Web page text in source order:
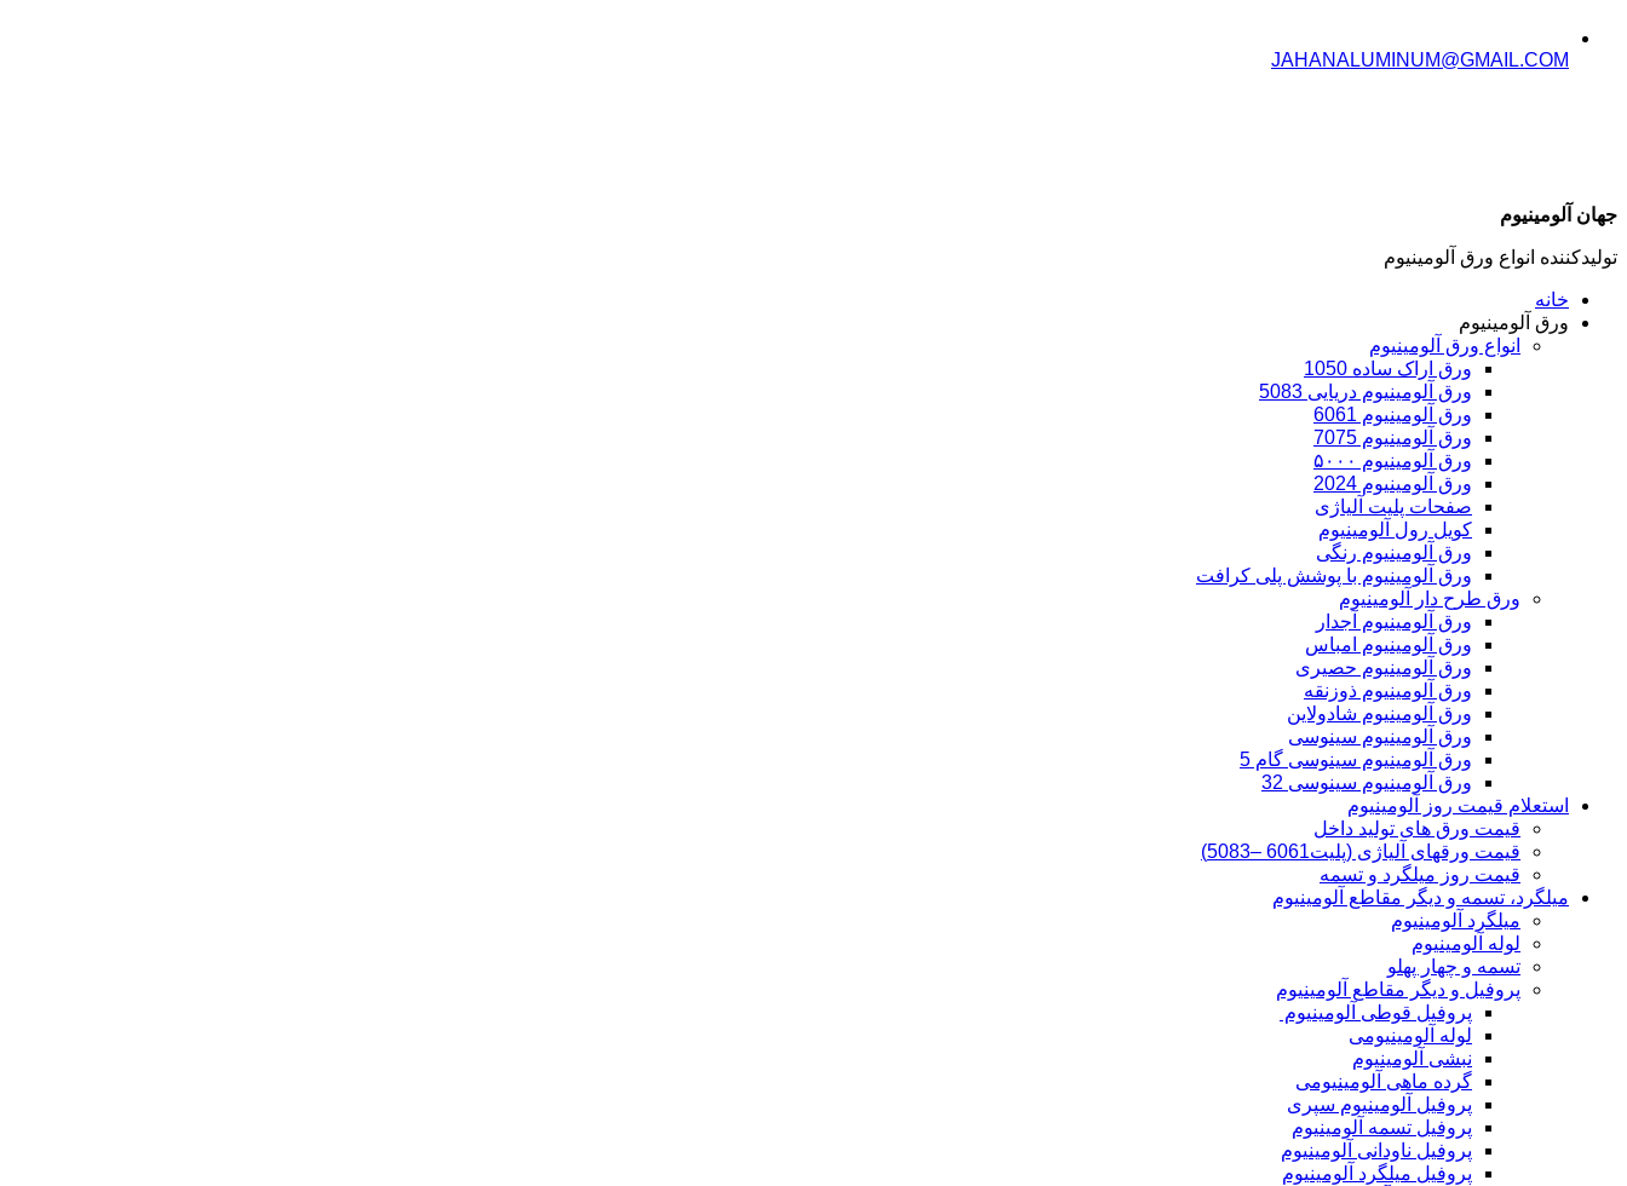
JAHANALUMINUM@GMAIL.COM
جهان آلومینیوم
تولیدکننده انواع ورق آلومینیوم
خانه
ورق آلومینیوم
انواع ورق آلومینیوم
ورق اراک ساده 1050
ورق آلومینیوم دریایی 5083
ورق آلومینیوم 6061
ورق آلومینیوم 7075
ورق آلومینیوم ۵۰۰۰
ورق آلومینیوم 2024
صفحات پلیت آلیاژی
کویل رول آلومینیوم
ورق‌ آلومینیوم رنگی
ورق آلومینیوم با پوشش پلی کرافت
ورق طرح دار آلومینیوم
ورق آلومینیوم آجدار
ورق آلومینیوم امباس
ورق آلومینیوم حصیری
ورق آلومینیوم ذوزنقه
ورق آلومینیوم شادولاین
ورق آلومینیوم سینوسی
ورق آلومینیوم سینوسی گام 5
ورق آلومینیوم سینوسی 32
استعلام قیمت روز آلومینیوم
قیمت ورق های تولید داخل
قیمت ورقهای آلیاژی (پلیت6061 –5083)
قیمت روز میلگرد و تسمه
میلگرد، تسمه و دیگر مقاطع آلومینیوم
میلگرد آلومینیوم
لوله آلومینیوم
تسمه و چهار پهلو
پروفیل و دیگر مقاطع آلومینیوم
پروفیل قوطی آلومینیوم
لوله آلومینیومی
نبشی آلومینیوم
گرده ماهی آلومینیومی
پروفیل آلومینیوم سپری
پروفیل تسمه آلومینیوم
پروفیل ناودانی آلومینیوم
پروفیل میلگرد آلومینیوم